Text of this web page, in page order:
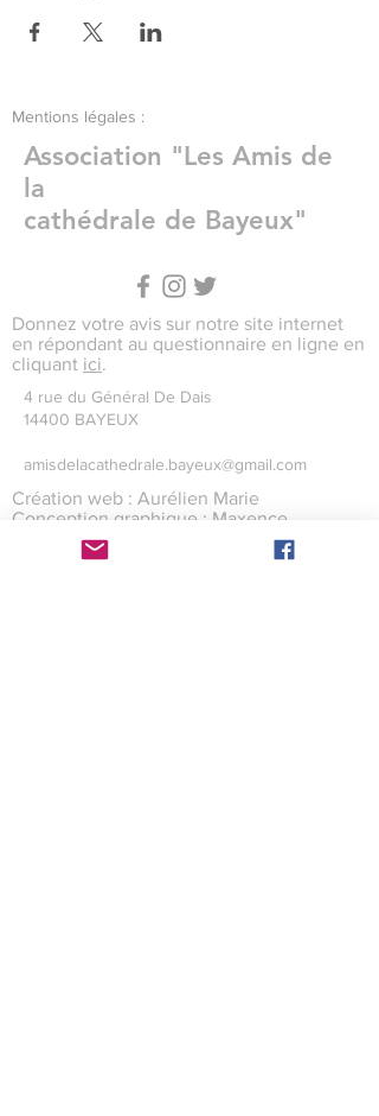
Mentions légales :
Association "Les Amis de
la
cathédrale de Bayeux"
Donnez votre avis sur notre site internet
en répondant au questionnaire en ligne en
cliquant ici.
4 rue du Général De Dais
14400 BAYEUX
amisdelacathedrale.bayeux@gmail.com
Création web : Aurélien Marie
Conception graphique : Maxence
Levaillant
Crédits photographiques : Maxence